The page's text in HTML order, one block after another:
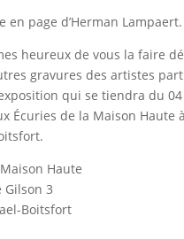
en page d’Herman Lampaert.
heureux de vous la faire
gravures des artistes
qui se tiendra du
Écuries de la Maison Haute à
Haute
Gilson 3
Boitsfort